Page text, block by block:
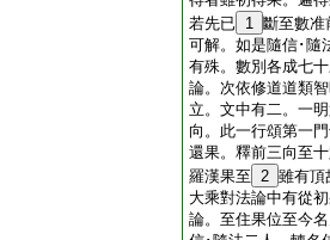
若先已 1 斷至數
可解。如是隨信･隨
有殊。數別各成七
論。次依修道道類
立。文中有二。一
向。此一行頌第
還果。釋前三向
羅漢果至 2 雖有頂
大乘對法論中有從
論。至住果位至今